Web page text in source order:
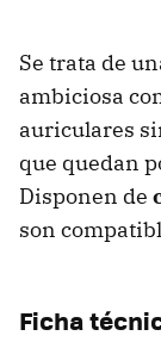
Se trata de
ambiciosa
auriculares
que quedan
Disponen de
son
Ficha